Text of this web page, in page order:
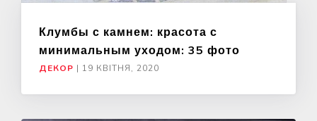
Клумбы с камнем: красота с
минимальным уходом: 35 фото
ДЕКОР | 19 КВІТНЯ, 2020